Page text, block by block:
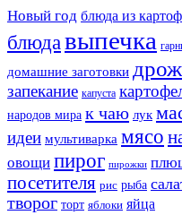
Новый год блюда из
блюдавыпечка
домашние заготовки
запекание капуста
народов мира к чаю лук
идеи мультиварка мясо
овощи пирог пирожки
посетителя рис рыба
творог торт яблоки яйца